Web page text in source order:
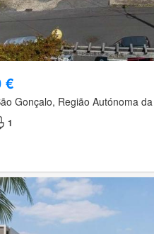
€
Gonçalo, Região Autónoma
1